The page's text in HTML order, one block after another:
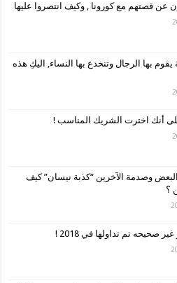
عن قصتهم مع كورونا , وكيف انتصروا عليها
بها الرجال وتنخدع بها النساء, اليكِ هذه
أنك اخترت الشريك المناسب !
وصدمة الآخرين “كذبة نيسان” كيف
؟